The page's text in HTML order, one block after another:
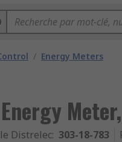
/ Energy Meters
Distrelec: 303-18-783